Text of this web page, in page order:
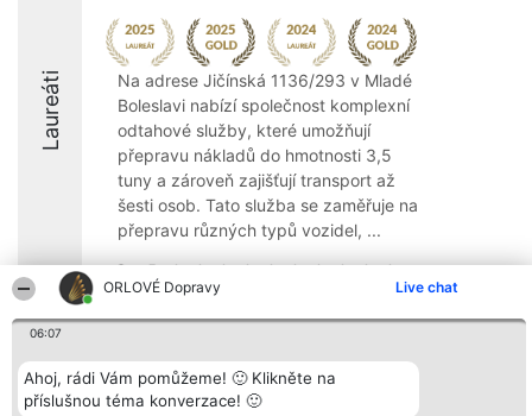
ORLOVÉ Dopravy Live chat
06:07
Ahoj, rádi Vám pomůžeme! 🙂 Klikněte na
příslušnou téma konverzace! 🙂
Laureáti
Na adrese Jičínská 1136/293 v Mladé
Boleslavi nabízí společnost komplexní
odtahové služby, které umožňují
přepravu nákladů do hmotnosti 3,5
tuny a zároveň zajišťují transport až
šesti osob. Tato služba se zaměřuje na
přepravu různých typů vozidel, ...
9.4
Organizátor hlasování
Bright Side Solutions sp. z o.
o. sp. k.
ul. Ruska 22
Plebiscyt
Vítězové
Seznam všech
laureátů
Kontakt